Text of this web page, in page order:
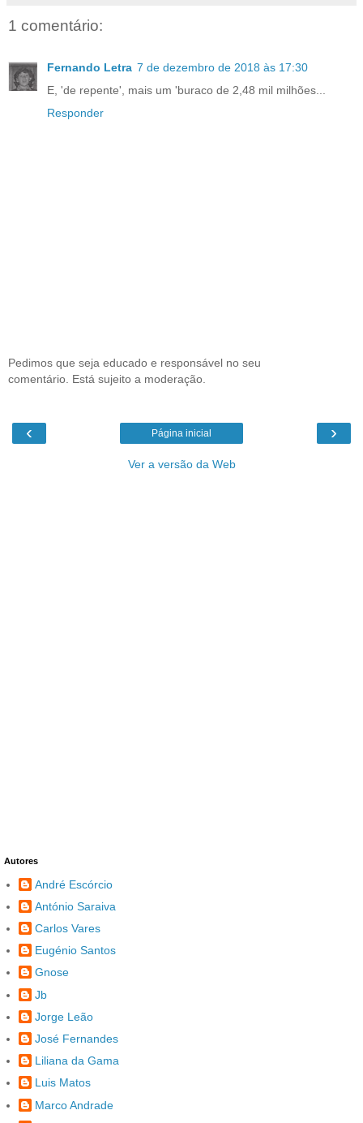
1 comentário:
Fernando Letra 7 de dezembro de 2018 às 17:30
E, 'de repente', mais um 'buraco de 2,48 mil milhões...
Responder
Pedimos que seja educado e responsável no seu
comentário. Está sujeito a moderação.
‹ ›
Página inicial
Ver a versão da Web
Autores
André Escórcio
António Saraiva
Carlos Vares
Eugénio Santos
Gnose
Jb
Jorge Leão
José Fernandes
Liliana da Gama
Luis Matos
Marco Andrade